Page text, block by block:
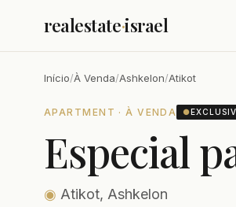
realestate·israel
Início/À Venda/Ashkelon/Atikot
APARTMENT · À VENDA ●
Especial
◉ Atikot, Ashkelon